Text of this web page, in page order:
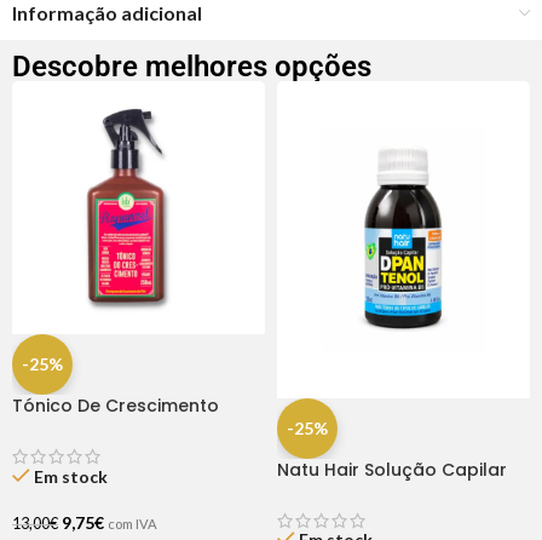
Informação adicional
Descobre melhores opções
-25%
Tónico De Crescimento
Em stock
13,00€ 9,75€ com IVA
-25%
Natu Hair Solução Capilar